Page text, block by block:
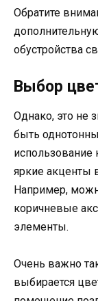
Обратите
обустройства
Выбор
Однако, это не
быть
использование
яркие акценты
Например,
коричневые
элементы.
Очень важно
выбирается